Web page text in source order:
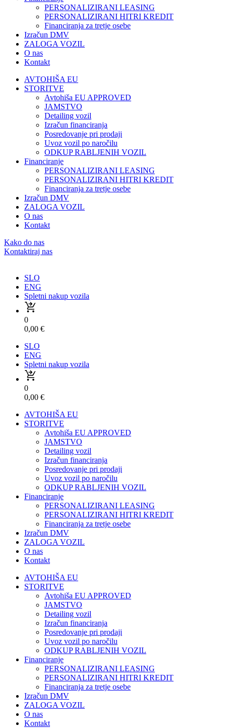
PERSONALIZIRANI LEASING
PERSONALIZIRANI HITRI KREDIT
Financiranja za tretje osebe
Izračun DMV
ZALOGA VOZIL
O nas
Kontakt
AVTOHIŠA EU
STORITVE
Avtohiša EU APPROVED
JAMSTVO
Detailing vozil
Izračun financiranja
Posredovanje pri prodaji
Uvoz vozil po naročilu
ODKUP RABLJENIH VOZIL
Financiranje
PERSONALIZIRANI LEASING
PERSONALIZIRANI HITRI KREDIT
Financiranja za tretje osebe
Izračun DMV
ZALOGA VOZIL
O nas
Kontakt
Kako do nas
Kontaktiraj nas
SLO
ENG
Spletni nakup vozila
0
0,00 €
SLO
ENG
Spletni nakup vozila
0
0,00 €
AVTOHIŠA EU
STORITVE
Avtohiša EU APPROVED
JAMSTVO
Detailing vozil
Izračun financiranja
Posredovanje pri prodaji
Uvoz vozil po naročilu
ODKUP RABLJENIH VOZIL
Financiranje
PERSONALIZIRANI LEASING
PERSONALIZIRANI HITRI KREDIT
Financiranja za tretje osebe
Izračun DMV
ZALOGA VOZIL
O nas
Kontakt
AVTOHIŠA EU
STORITVE
Avtohiša EU APPROVED
JAMSTVO
Detailing vozil
Izračun financiranja
Posredovanje pri prodaji
Uvoz vozil po naročilu
ODKUP RABLJENIH VOZIL
Financiranje
PERSONALIZIRANI LEASING
PERSONALIZIRANI HITRI KREDIT
Financiranja za tretje osebe
Izračun DMV
ZALOGA VOZIL
O nas
Kontakt